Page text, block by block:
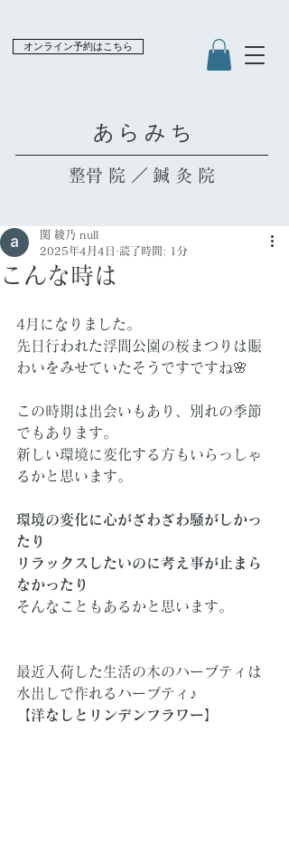
オンライン予約はこちら
​あらみち
​整骨院／鍼灸院
こんな時は
関 綾乃 null
2025年4月4日
読了時間: 1分
4月になりました。
先日行われた浮間公園の桜まつりは賑
わいをみせていたそうですですね🌸
この時期は出会いもあり、別れの季節
でもあります。
新しい環境に変化する方もいらっしゃ
るかと思います。
環境の変化に心がざわざわ騒がしかっ
たり
リラックスしたいのに考え事が止まら
なかったり
そんなこともあるかと思います。
最近入荷した生活の木のハーブティは
水出しで作れるハーブティ♪
【洋なしとリンデンフラワー】